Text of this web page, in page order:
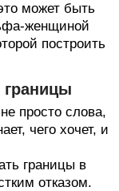
может быть
женщиной
построить
границы
просто слова,
чего хочет, и
границы в
отказом.